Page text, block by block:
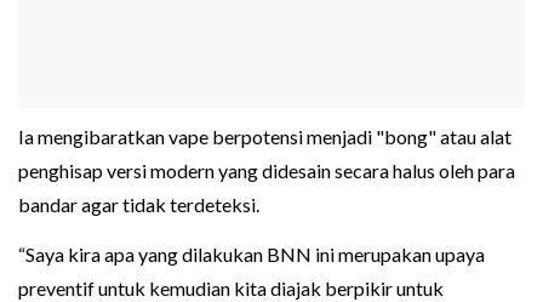
Ia mengibaratkan vape berpotensi menjadi "bong" atau alat
penghisap versi modern yang didesain secara halus oleh para
bandar agar tidak terdeteksi.
“Saya kira apa yang dilakukan BNN ini merupakan upaya
preventif untuk kemudian kita diajak berpikir untuk